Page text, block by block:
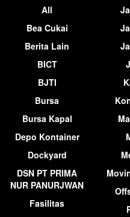
All
Bea Cukai
Berita Lain
BICT
BJTI
Bursa
Bursa Kapal
Depo Kontainer
Dockyard
DSN PT PRIMA
NUR PANURJWAN
Fasilitas